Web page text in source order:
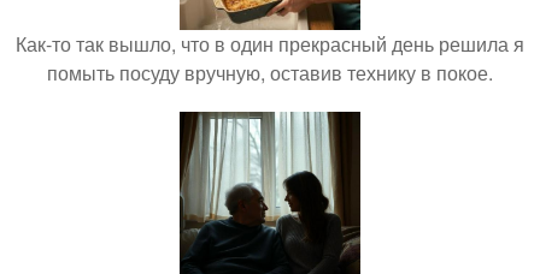
Как-то так вышло, что в один прекрасный день решила я
помыть посуду вручную, оставив технику в покое.